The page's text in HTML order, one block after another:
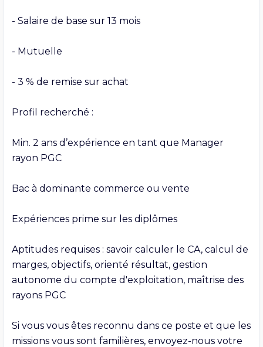
- Salaire de base sur 13 mois
- Mutuelle
- 3 % de remise sur achat
Profil recherché :
Min. 2 ans d’expérience en tant que Manager
rayon PGC
Bac à dominante commerce ou vente
Expériences prime sur les diplômes
Aptitudes requises : savoir calculer le CA, calcul de
marges, objectifs, orienté résultat, gestion
autonome du compte d'exploitation, maîtrise des
rayons PGC
Si vous vous êtes reconnu dans ce poste et que les
missions vous sont familières, envoyez-nous votre